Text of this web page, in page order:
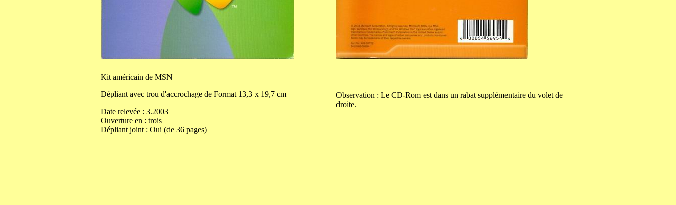
Kit américain de MSN
Dépliant avec trou d'accrochage de Format 13,3 x 19,7 cm
Date relevée : 3.2003
Ouverture en : trois
Dépliant joint : Oui (de 36 pages)
Observation : Le CD-Rom est dans un rabat supplémentaire du volet de
droite.